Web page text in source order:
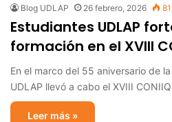
Blog UDLAP 26 febrero, 2026
Estudiantes UDLAP
formación en el XVIII
En el marco del 55 aniversario de
UDLAP llevó a cabo el XVIII
Leer más »